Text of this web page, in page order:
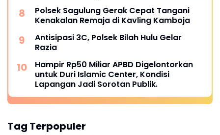
Polsek Sagulung Gerak Cepat Tangani
Kenakalan Remaja di Kavling Kamboja
Antisipasi 3C, Polsek Bilah Hulu Gelar
Razia
Hampir Rp50 Miliar APBD Digelontorkan
untuk Duri Islamic Center, Kondisi
Lapangan Jadi Sorotan Publik.
Tag Terpopuler